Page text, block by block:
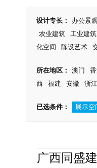
设计专长： 办公景
农业建筑
工业建筑
化空间
陈设艺术
所在地区： 澳门
西
福建 安徽 浙江
已选条件： 展示空
广西同盛